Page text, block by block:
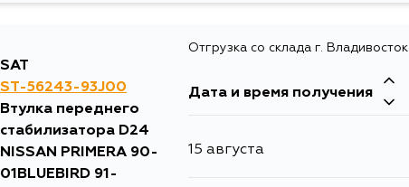
SAT
ST-56243-93J00
Втулка переднего
стабилизатора D24
NISSAN PRIMERA 90-
01BLUEBIRD 91-
Отгрузка со склада г. Владивосток
Дата и время получения
15 августа